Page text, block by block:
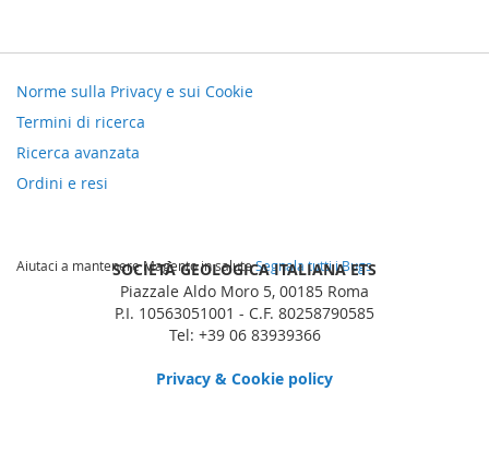
Norme sulla Privacy e sui Cookie
Termini di ricerca
Ricerca avanzata
Ordini e resi
Aiutaci a mantenere Magento in saluteSegnala tutti i Bugs
SOCIETÀ GEOLOGICA ITALIANA ETS
Piazzale Aldo Moro 5, 00185 Roma
P.I. 10563051001 - C.F. 80258790585
Tel: +39 06 83939366
Privacy & Cookie policy